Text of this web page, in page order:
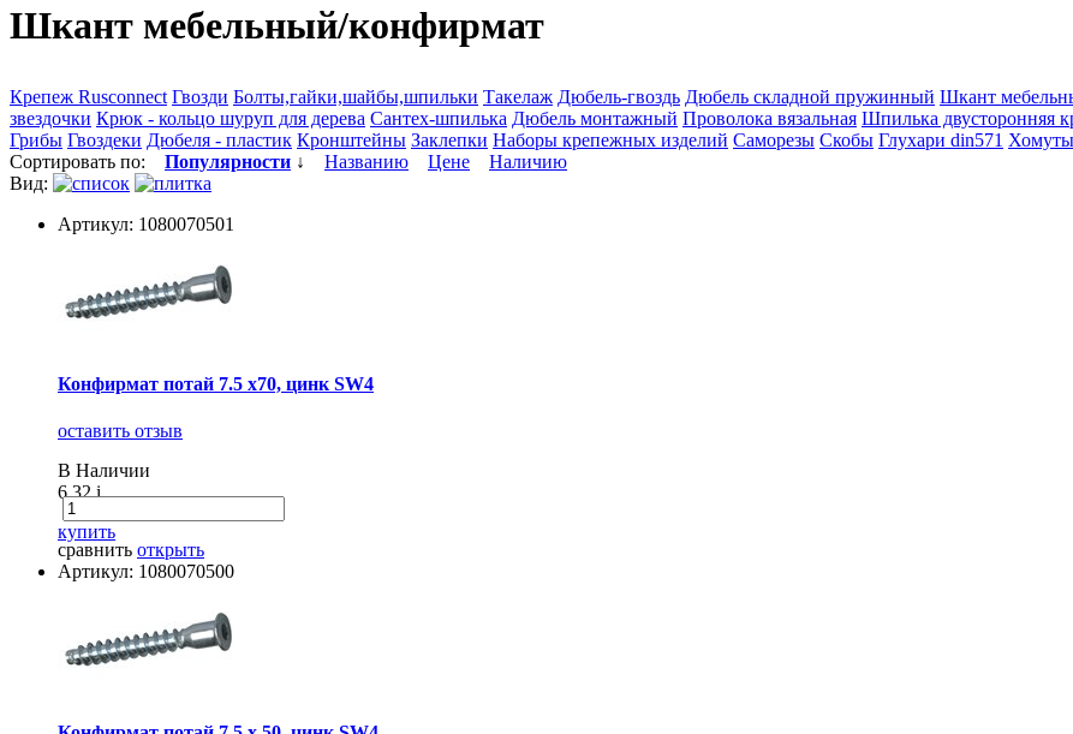
Шкант мебельный/конфирмат
Крепеж Rusconnect Гвозди Болты,гайки,шайбы,шпильки Такелаж Дюбель-гвоздь Дюбель складной пружинный Шкант
звездочки Крюк - кольцо шуруп для дерева Сантех-шпилька Дюбель монтажный Проволока вязальная Шпилька двусторонняя
Грибы Гвоздеки Дюбеля - пластик Кронштейны Заклепки Наборы крепежных изделий Саморезы Скобы Глухари din571 Хомуты
Сортировать по: Популярности ↓ Названию Цене
Наличию
Вид:
Артикул: 1080070501
Конфирмат потай 7.5 х70, цинк SW4
оставить отзыв
В Наличии
6.32i
купить
сравнить открыть
Артикул: 1080070500